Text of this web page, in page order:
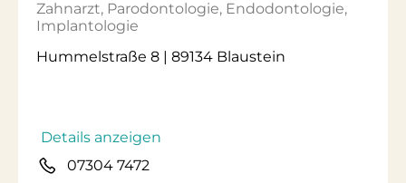
Zahnarzt, Parodontologie, Endodontologie,
Implantologie
Hummelstraße 8 | 89134 Blaustein
Details anzeigen
07304 7472